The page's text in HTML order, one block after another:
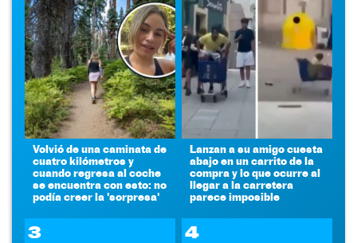
Volvió de una caminata de
cuatro kilómetros y
cuando regresa al coche
se encuentra con esto: no
podía creer la 'sorpresa'
Lanzan a su amigo cuesta
abajo en un carrito de la
compra y lo que ocurre al
llegar a la carretera
parece imposible
3 4